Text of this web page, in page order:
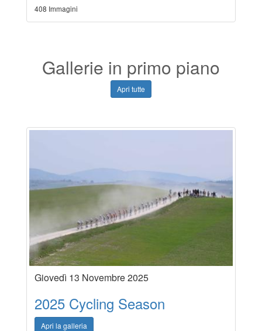
408 Immagini
Gallerie in primo piano
Apri tutte
Giovedì 13 Novembre 2025
2025 Cycling Season
Apri la galleria